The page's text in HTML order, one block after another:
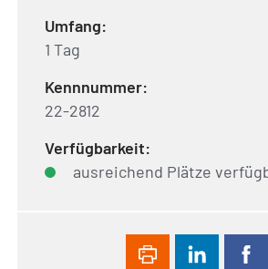
Umfang:
1 Tag
Kennnummer:
22-2812
Verfügbarkeit:
ausreichend Plätze